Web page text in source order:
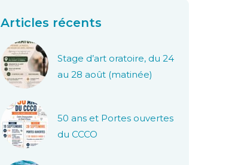
Articles récents
Stage d’art oratoire, du 24
au 28 août (matinée)
50 ans et Portes ouvertes
du CCCO